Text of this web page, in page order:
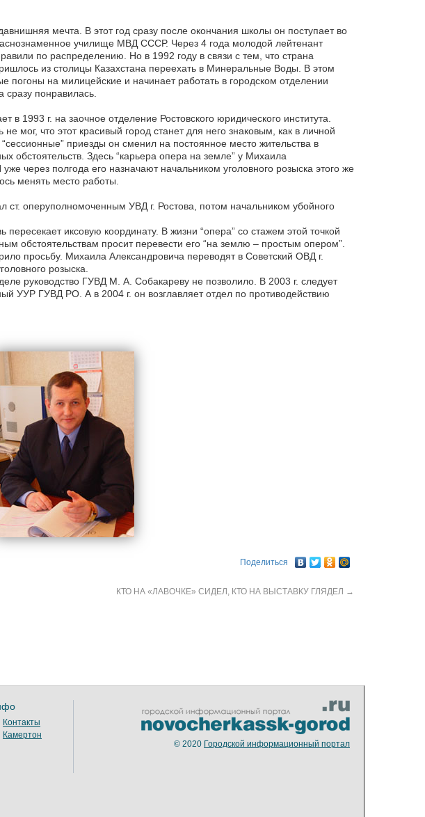
мечта. В этот год сразу после окончания школы он поступает во
училище МВД СССР. Через 4 года молодой лейтенант
по распределению. Но в 1992 году в связи с тем, что страна
из столицы Казахстана переехать в Минеральные Воды. В этом
погоны на милицейские и начинает работать в городском отделении
понравилась.
в 1993 г. на заочное отделение Ростовского юридического института.
мог, что этот красивый город станет для него знаковым, как в личной
приезды он сменил на постоянное место жительства в
Здесь “карьера опера на земле” у Михаила
через полгода его назначают начальником уголовного розыска этого же
менять место работы.
оперуполномоченным УВД г. Ростова, потом начальником убойного
пересекает иксовую координату. В жизни “опера” со стажем этой точкой
обстоятельствам просит перевести его “на землю – простым опером”.
просьбу. Михаила Александровича переводят в Советский ОВД г.
розыска.
руководство ГУВД М. А. Собакареву не позволило. В 2003 г. следует
УУР ГУВД РО. А в 2004 г. он возглавляет отдел по противодействию
Поделиться
КТО НА «ЛАВОЧКЕ» СИДЕЛ, КТО НА ВЫСТАВКУ ГЛЯДЕЛ →
Контакты
Камертон
© 2020 Городской информационный портал